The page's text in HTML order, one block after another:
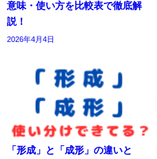
意味・使い方を比較表で徹底解
説！
2026年4月4日
「形成」と「成形」の違いと